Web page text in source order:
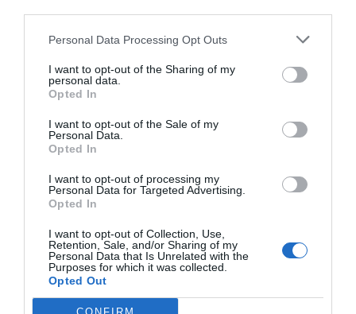
Personal Data Processing Opt Outs
I want to opt-out of the Sharing of my
personal data.
Opted In
I want to opt-out of the Sale of my
Personal Data.
Opted In
I want to opt-out of processing my
Personal Data for Targeted Advertising.
Opted In
I want to opt-out of Collection, Use,
Retention, Sale, and/or Sharing of my
Personal Data that Is Unrelated with the
Purposes for which it was collected.
Opted Out
CONFIRM
“Sólo el dato permitirá al Barça, y a
cualquier otra propiedad deportiva, saber
cómo monetizar a 400 millones de
seguidores”
Ahora que llega la campaña escucharemos
aquello de “si vendieramos un llavero a cada fan
digital...”. ¿Qué opinas?
mismo cuento de diferentes versiones “si a cada chino
le vendiera un X, facturaría X millones…” . El Barça es un
sentimiento, y en una base de 400 millones de
seguidores cada uno lo vive de manera diferente. Por
eso, es tan importante identificar los patrones y a cada